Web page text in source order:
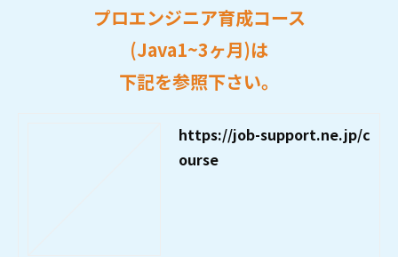
プロエンジニア育成コース
(Java1~3ヶ月)は
下記を参照下さい。
https://job-support.ne.jp/c
ourse